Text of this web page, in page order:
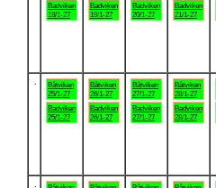
Badviken
18/1-27
Badviken
19/1-27
Badviken
20/1-27
Badviken
21/1-27
Båtviken
25/1-27
Badviken
25/1-27
Båtviken
26/1-27
Badviken
26/1-27
Båtviken
27/1-27
Badviken
27/1-27
Båtviken
28/1-27
Badviken
28/1-27